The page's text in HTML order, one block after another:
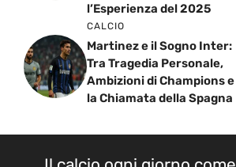
l’Esperienza del 2025
CALCIO
Martinez e il Sogno Inter:
Tra Tragedia Personale,
Ambizioni di Champions e
la Chiamata della Spagna